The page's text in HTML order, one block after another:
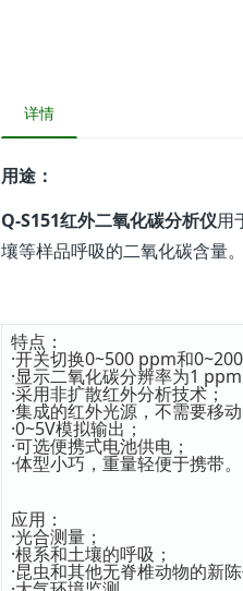
详情
用途：
Q-S151红外二氧化碳分析仪用
壤等样品呼吸的二氧化碳含量。
特点：
·开关切换0~500 ppm和
·显示二氧化碳分辨率为1
·采用非扩散红外分析技术；
·集成的红外光源，不需要移动
·0~5V模拟输出；
·可选便携式电池供电；
·体型小巧，重量轻便于携带。
应用：
·光合测量；
·根系和土壤的呼吸；
·昆虫和其他无脊椎动物的新陈